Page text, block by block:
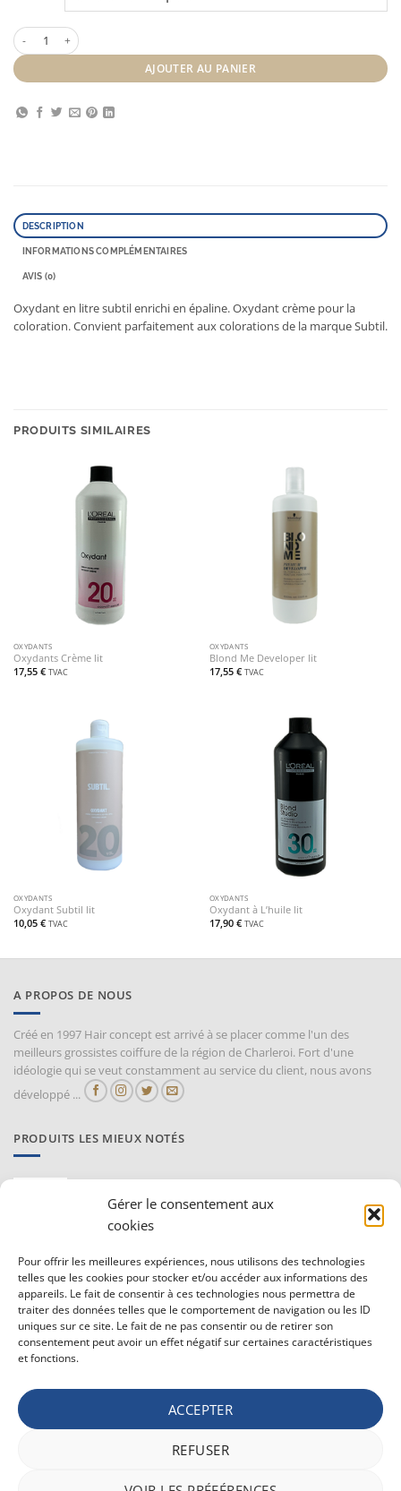
Gérer le consentement aux
cookies
Pour offrir les meilleures expériences, nous utilisons des technologies
telles que les cookies pour stocker et/ou accéder aux informations des
appareils. Le fait de consentir à ces technologies nous permettra de
traiter des données telles que le comportement de navigation ou les ID
uniques sur ce site. Le fait de ne pas consentir ou de retirer son
consentement peut avoir un effet négatif sur certaines caractéristiques
et fonctions.
ACCEPTER
REFUSER
quantité de Oxydant Crème Ducastel 3L
AJOUTER AU PANIER
DESCRIPTION
INFORMATIONS COMPLÉMENTAIRES
AVIS (0)
Oxydant en litre subtil enrichi en épaline. Oxydant crème pour la
coloration. Convient parfaitement aux colorations de la marque Subtil.
PRODUITS SIMILAIRES
OXYDANTS
Oxydants Crème lit
17,55 € TVAC
OXYDANTS
Blond Me Developer lit
17,55 € TVAC
OXYDANTS
Oxydant Subtil lit
10,05 € TVAC
OXYDANTS
Oxydant à L’huile lit
17,90 € TVAC
A PROPOS DE NOUS
Créé en 1997 Hair concept est arrivé à se placer comme l'un des
meilleurs grossistes coiffure de la région de Charleroi. Fort d'une
idéologie qui se veut constamment au service du client, nous avons
développé ...
PRODUITS LES MIEUX NOTÉS
Proraso Huile chaude pour la barbe
10,30€ TVAC
Barburys Bloc d'alun 75 gr
7,20€ TVAC
CONDITIONS GÉNÉRALE DE VENTE ET VIE PRIVÉE
Vie privée
Politique de confidentialité
MasterCard